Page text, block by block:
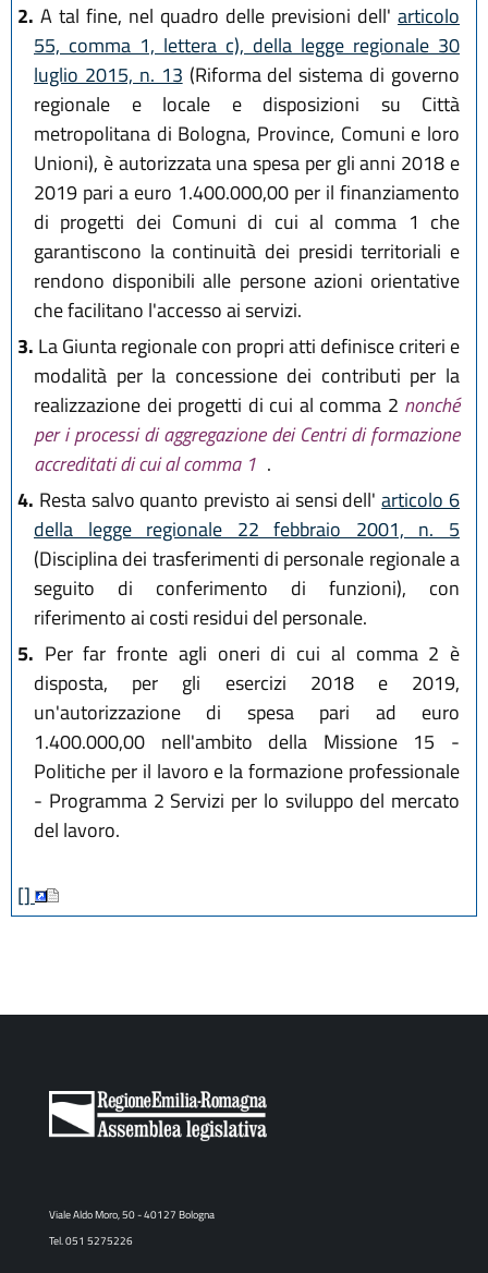
2. A tal fine, nel quadro delle previsioni dell' articolo
55, comma 1, lettera c), della legge regionale 30
luglio 2015, n. 13 (Riforma del sistema di governo
regionale e locale e disposizioni su Città
metropolitana di Bologna, Province, Comuni e loro
Unioni), è autorizzata una spesa per gli anni 2018 e
2019 pari a euro 1.400.000,00 per il finanziamento
di progetti dei Comuni di cui al comma 1 che
garantiscono la continuità dei presidi territoriali e
rendono disponibili alle persone azioni orientative
che facilitano l'accesso ai servizi.
3. La Giunta regionale con propri atti definisce criteri e
modalità per la concessione dei contributi per la
realizzazione dei progetti di cui al comma 2 nonché
per i processi di aggregazione dei Centri di formazione
accreditati di cui al comma 1 .
4. Resta salvo quanto previsto ai sensi dell'articolo 6
della legge regionale 22 febbraio 2001, n. 5
(Disciplina dei trasferimenti di personale regionale a
seguito di conferimento di funzioni), con
riferimento ai costi residui del personale.
5. Per far fronte agli oneri di cui al comma 2 è
disposta, per gli esercizi 2018 e 2019,
un'autorizzazione di spesa pari ad euro
1.400.000,00 nell'ambito della Missione 15 -
Politiche per il lavoro e la formazione professionale
- Programma 2 Servizi per lo sviluppo del mercato
del lavoro.
[]
Viale Aldo Moro, 50 - 40127 Bologna
Tel. 051 5275226